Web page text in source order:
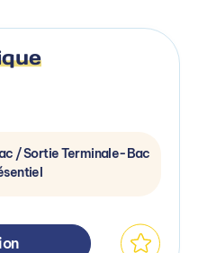
/ Sortie Terminale-Bac